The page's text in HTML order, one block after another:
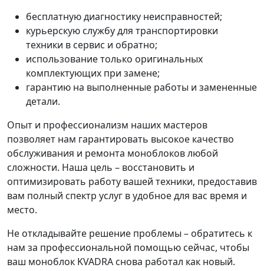
бесплатную диагностику неисправностей;
курьерскую службу для транспортировки
техники в сервис и обратно;
использование только оригинальных
комплектующих при замене;
гарантию на выполненные работы и замененные
детали.
Опыт и профессионализм наших мастеров
позволяет нам гарантировать высокое качество
обслуживания и ремонта моноблоков любой
сложности. Наша цель – восстановить и
оптимизировать работу вашей техники, предоставив
вам полный спектр услуг в удобное для вас время и
место.
Не откладывайте решение проблемы – обратитесь к
нам за профессиональной помощью сейчас, чтобы
ваш моноблок KVADRA снова работал как новый.